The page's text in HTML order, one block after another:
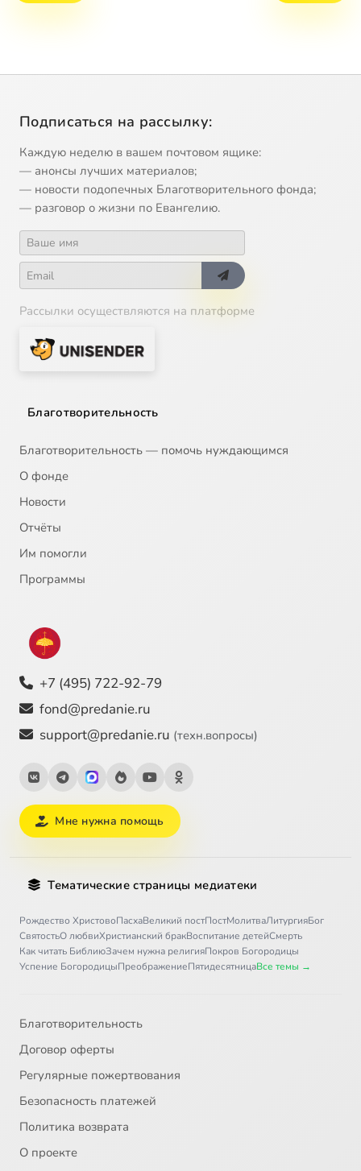
Подписаться на рассылку:
Каждую неделю в вашем почтовом ящике:
— анонсы лучших материалов;
— новости подопечных Благотворительного фонда;
— разговор о жизни по Евангелию.
Рассылки осуществляются на платформе
Благотворительность
Благотворительность — помочь нуждающимся
О фонде
Новости
Отчёты
Им помогли
Программы
+7 (495) 722-92-79
fond@predanie.ru
support@predanie.ru (техн.вопросы)
Мне нужна помощь
Тематические страницы медиатеки
Рождество ХристовоПасхаВеликий постПостМолитваЛитургияБог
СвятостьО любвиХристианский бракВоспитание детейСмерть
Как читать БиблиюЗачем нужна религияПокров Богородицы
Успение БогородицыПреображениеПятидесятницаВсе темы →
Благотворительность
Договор оферты
Регулярные пожертвования
Безопасность платежей
Политика возврата
О проекте